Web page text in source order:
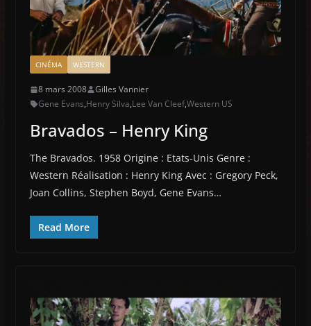
CINÉMA WESTERN
8 mars 2008
Gilles Vannier
Gene Evans,Henry Silva,Lee Van Cleef,Western US
Bravados – Henry King
The Bravados. 1958 Origine : Etats-Unis Genre :
Western Réalisation : Henry King Avec : Gregory Peck,
Joan Collins, Stephen Boyd, Gene Evans…
Read More